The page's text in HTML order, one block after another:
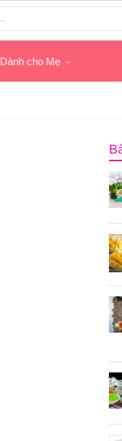
Dành cho Mẹ